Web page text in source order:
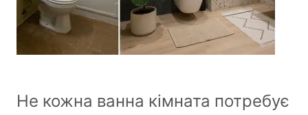
Не кожна ванна кімната потребує